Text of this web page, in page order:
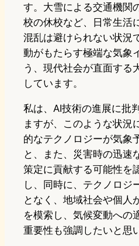
す。大雪による交通機関
校の休校など、日常生活
混乱は避けられない状況
動がもたらす極端な気象
う、現代社会が直面する
しています。
私は、AI技術の進展に批
ますが、このような状況
的なテクノロジーが気象
と、また、災害時の迅速
策定に貢献する可能性を
し、同時に、テクノロジ
となく、地域社会や個人
を模索し、気候変動への
重要性も強調したいと思